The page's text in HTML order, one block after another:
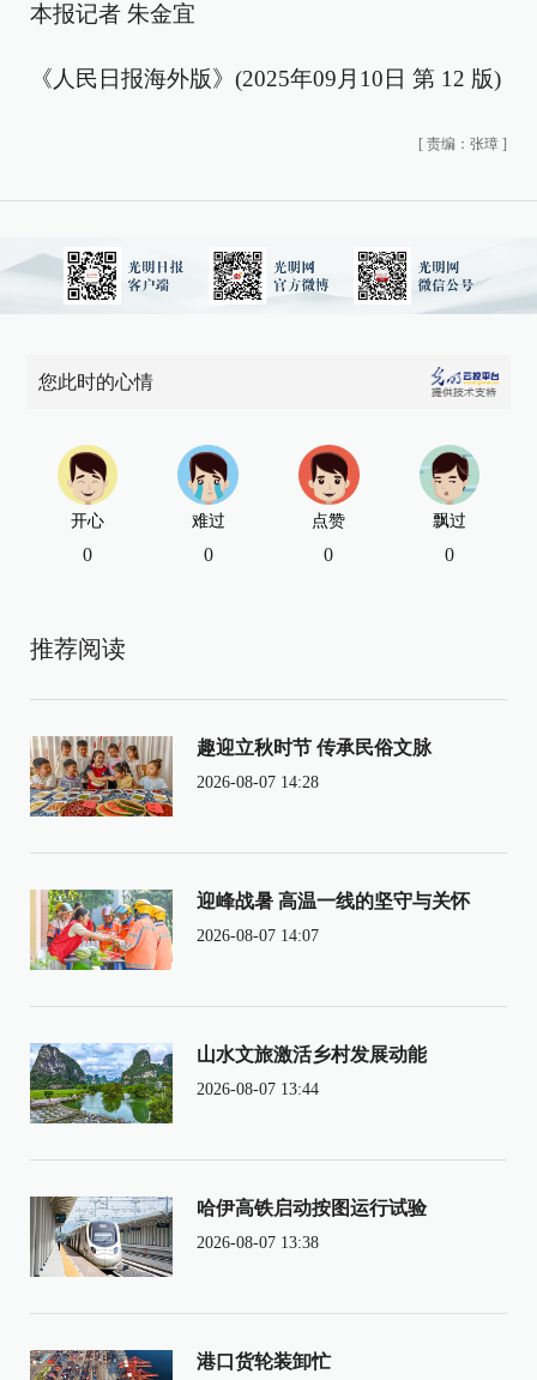
本报记者 朱金宜
《人民日报海外版》(2025年09月10日 第 12 版)
[ 责编：张璋 ]
您此时的心情
开心
0
难过
0
点赞
0
飘过
0
推荐阅读
趣迎立秋时节 传承民俗文脉
2026-08-07 14:28
迎峰战暑 高温一线的坚守与关怀
2026-08-07 14:07
山水文旅激活乡村发展动能
2026-08-07 13:44
哈伊高铁启动按图运行试验
2026-08-07 13:38
港口货轮装卸忙